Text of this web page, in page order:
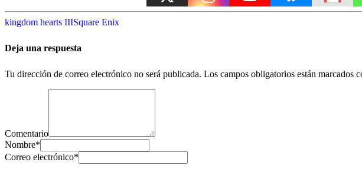
kingdom hearts IIISquare Enix
Deja una respuesta
Tu dirección de correo electrónico no será publicada. Los campos obligatorios están marcados
Comentario
Nombre*
Correo electrónico*